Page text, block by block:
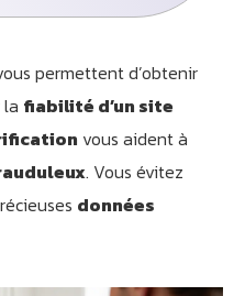
permettent d’obtenir
fiabilité d’un site
vous aident à
. Vous évitez
données